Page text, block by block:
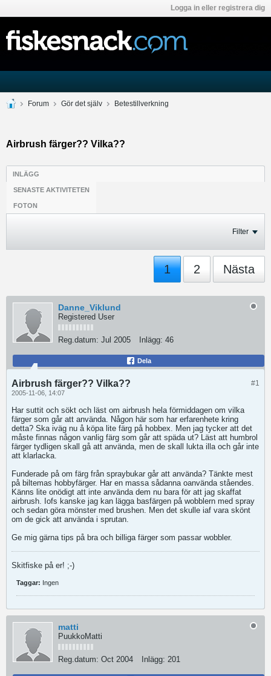
Logga in eller registrera dig
Forum Gör det själv Betestillverkning
Airbrush färger?? Vilka??
INLÄGG
SENASTE AKTIVITETEN
FOTON
Filter
1 2 Nästa
Danne_Viklund
Registered User
Reg.datum: Jul 2005 Inlägg: 46
Dela
#1
Airbrush färger?? Vilka??
2005-11-06, 14:07
Har suttit och sökt och läst om airbrush hela förmiddagen om vilka
färger som går att använda. Någon här som har erfarenhete kring
detta? Ska iväg nu å köpa lite färg på hobbex. Men jag tycker att det
måste finnas någon vanlig färg som går att späda ut? Läst att humbrol
färger tydligen skall gå att använda, men de skall lukta illa och går inte
att klarlacka.
Funderade på om färg från spraybukar går att använda? Tänkte mest
på biltemas hobbyfärger. Har en massa sådanna oanvända ståendes.
Känns lite onödigt att inte använda dem nu bara för att jag skaffat
airbrush. Iofs kanske jag kan lägga basfärgen på wobblern med spray
och sedan göra mönster med brushen. Men det skulle iaf vara skönt
om de gick att använda i sprutan.
Ge mig gärna tips på bra och billiga färger som passar wobbler.
Skitfiske på er! ;-)
Taggar: Ingen
matti
PuukkoMatti
Reg.datum: Oct 2004 Inlägg: 201